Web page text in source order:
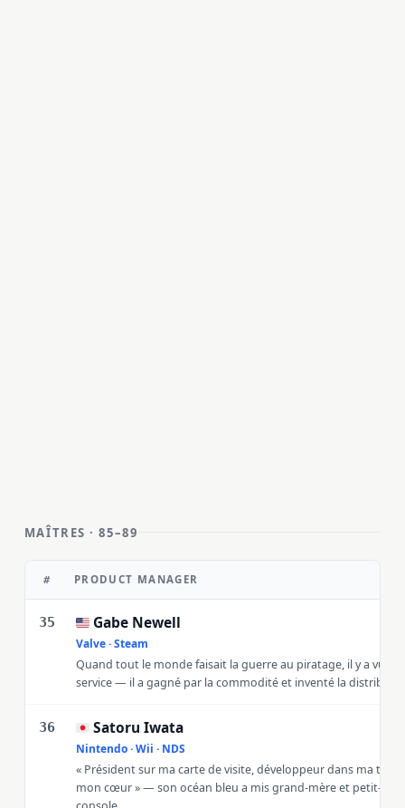
MAÎTRES · 85–89
# PRODUCT MANAGER
35 🇺🇸Gabe Newell
Valve · Steam
Quand tout le monde faisait la guerre au piratage, il y a vu
service — il a gagné par la commodité et inventé la
36 🇯🇵 Satoru Iwata
Nintendo · Wii · NDS
« Président sur ma carte de visite, développeur dans ma
mon cœur » — son océan bleu a mis grand-mère et petit-fils